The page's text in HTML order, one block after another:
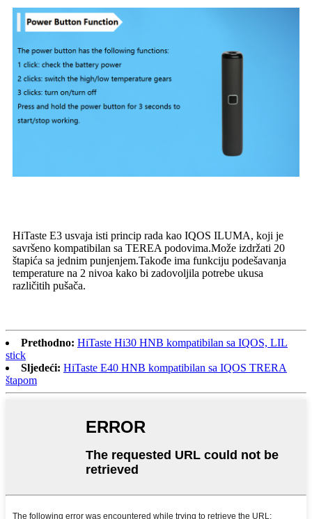
HiTaste E3 usvaja isti princip rada kao IQOS ILUMA, koji je
savršeno kompatibilan sa TEREA podovima.Može izdržati 20
štapića sa jednim punjenjem.Takođe ima funkciju podešavanja
temperature na 2 nivoa kako bi zadovoljila potrebe ukusa
različitih pušača.
Prethodno: HiTaste Hi30 HNB kompatibilan sa IQOS, LIL
stick
Sljedeći: HiTaste E40 HNB kompatibilan sa IQOS TRERA
štapom